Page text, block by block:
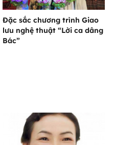
Đặc sắc chương trình Giao
lưu nghệ thuật “Lời ca dâng
Bác”